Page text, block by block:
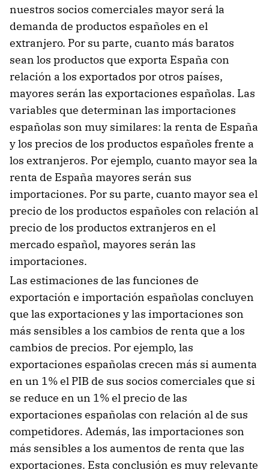
nuestros socios comerciales mayor será la
demanda de productos españoles en el
extranjero. Por su parte, cuanto más baratos
sean los productos que exporta España con
relación a los exportados por otros países,
mayores serán las exportaciones españolas. Las
variables que determinan las importaciones
españolas son muy similares: la renta de España
y los precios de los productos españoles frente a
los extranjeros. Por ejemplo, cuanto mayor sea la
renta de España mayores serán sus
importaciones. Por su parte, cuanto mayor sea el
precio de los productos españoles con relación al
precio de los productos extranjeros en el
mercado español, mayores serán las
importaciones.
Las estimaciones de las funciones de
exportación e importación españolas concluyen
que las exportaciones y las importaciones son
más sensibles a los cambios de renta que a los
cambios de precios. Por ejemplo, las
exportaciones españolas crecen más si aumenta
en un 1% el PIB de sus socios comerciales que si
se reduce en un 1% el precio de las
exportaciones españolas con relación al de sus
competidores. Además, las importaciones son
más sensibles a los aumentos de renta que las
exportaciones. Esta conclusión es muy relevante